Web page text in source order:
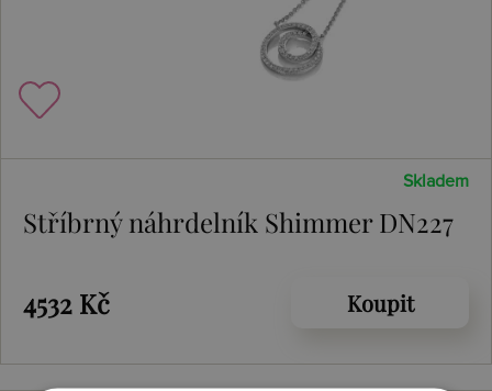
Skladem
Stříbrný náhrdelník Shimmer DN227
4532 Kč Koupit